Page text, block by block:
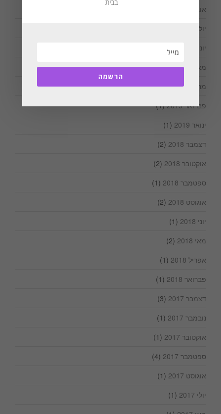
אוגוסט 2019
יולי 2019
יוני 2019
מאי 2019
(1)
מרץ 2019
(1)
פברואר 2019
(1)
ינואר 2019
(1)
דצמבר 2018
(2)
אוקטובר 2018
(2)
ספטמבר 2018
(1)
אוגוסט 2018
(2)
יוני 2018
(1)
מאי 2018
(2)
אפריל 2018
(1)
פברואר 2018
(1)
דצמבר 2017
(3)
נובמבר 2017
(1)
אוקטובר 2017
(1)
ספטמבר 2017
(4)
אוגוסט 2017
(1)
יולי 2017
(1)
בבית
הרשמה